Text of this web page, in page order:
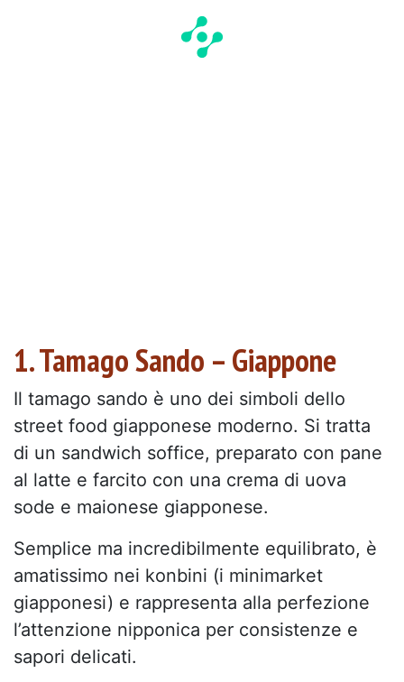
1. Tamago Sando – Giappone
Il tamago sando è uno dei simboli dello
street food giapponese moderno. Si tratta
di un sandwich soffice, preparato con pane
al latte e farcito con una crema di uova
sode e maionese giapponese.
Semplice ma incredibilmente equilibrato, è
amatissimo nei konbini (i minimarket
giapponesi) e rappresenta alla perfezione
l’attenzione nipponica per consistenze e
sapori delicati.